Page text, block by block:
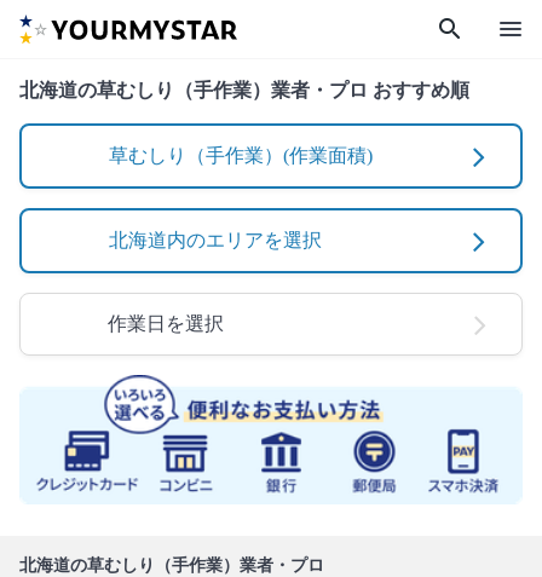
search menu
北海道の草むしり（手作業）業者・プロ おすすめ順
草むしり（手作業）(作業面積)
北海道内のエリアを選択
作業日を選択
北海道の草むしり（手作業）業者・プロ